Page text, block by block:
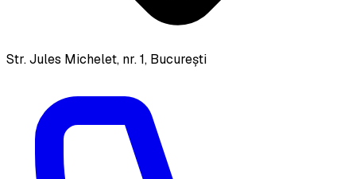
Str. Jules Michelet, nr. 1, București